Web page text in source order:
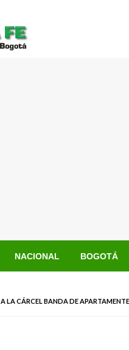
NACIONAL BOGOTÁ
A LA CÁRCEL BANDA DE